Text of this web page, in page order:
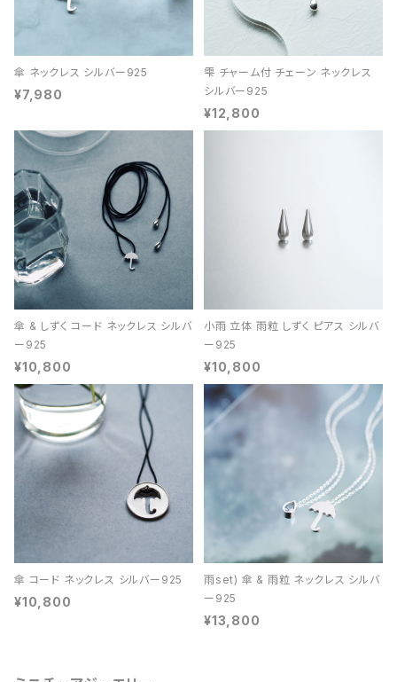
傘 ネックレス シルバー925
¥7,980
雫 チャーム付 チェーン ネックレス
シルバー925
¥12,800
傘 & しずく コード ネックレス シルバ
ー925
¥10,800
小雨 立体 雨粒 しずく ピアス シルバ
ー925
¥10,800
傘 コード ネックレス シルバー925
¥10,800
雨set) 傘 & 雨粒 ネックレス シルバ
ー925
¥13,800